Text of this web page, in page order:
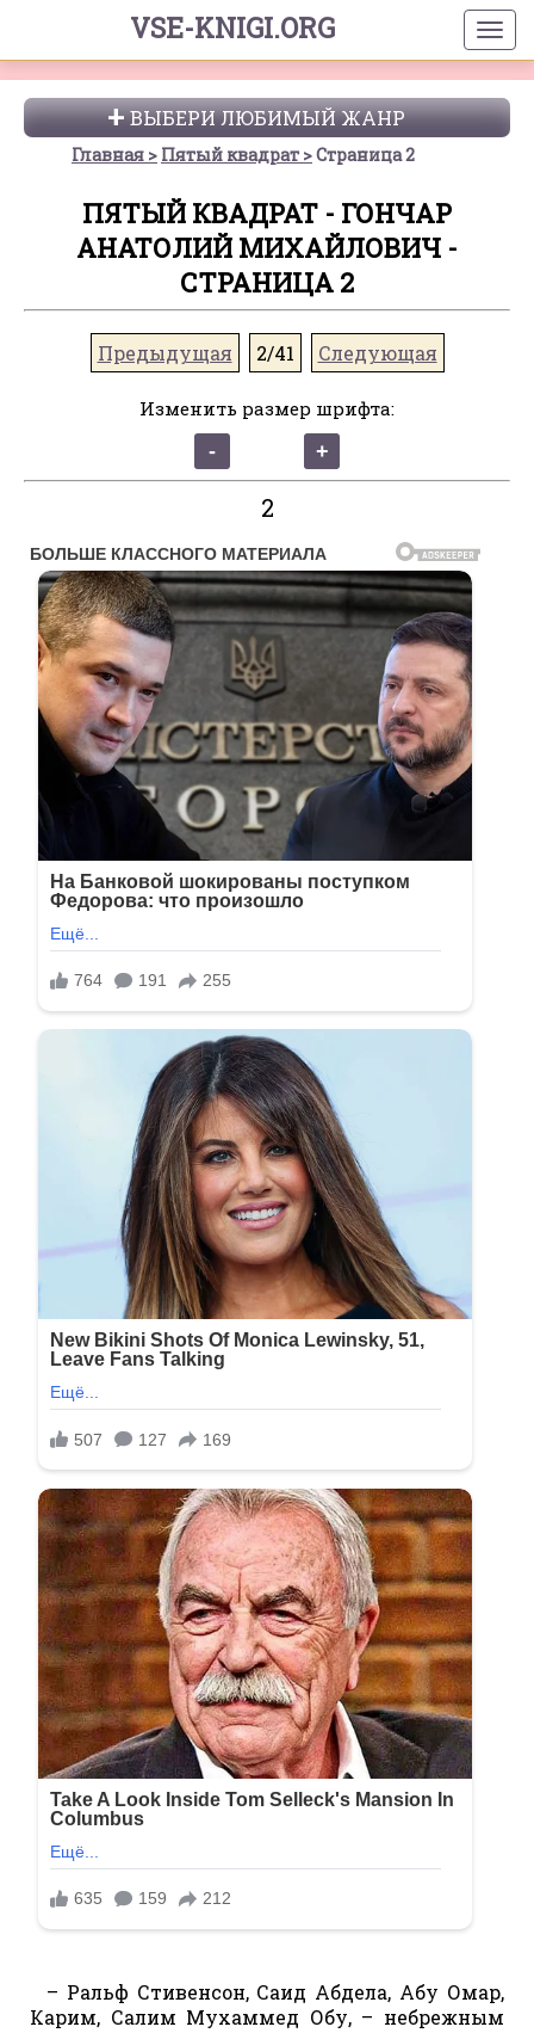
VSE-KNIGI.ORG
ВЫБЕРИ ЛЮБИМЫЙ ЖАНР
Главная Пятый квадрат Страница 2
ПЯТЫЙ КВАДРАТ - ГОНЧАР
АНАТОЛИЙ МИХАЙЛОВИЧ -
СТРАНИЦА 2
Предыдущая 2/41 Следующая
Изменить размер шрифта:
2
– Ральф Стивенсон, Саид Абдела, Абу Омар,
Карим, Салим Мухаммед Обу, – небрежным